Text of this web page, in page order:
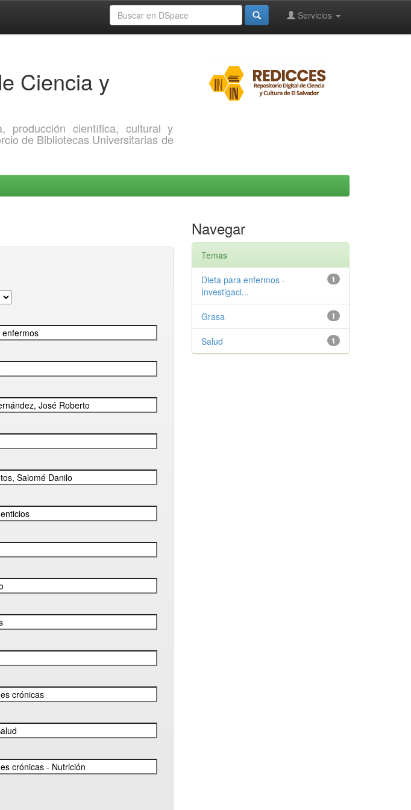
Servicios
Ciencia y
producción científica, cultural y
de Bibliotecas Universitarias de
Navegar
Temas
1
Dieta para enfermos -
Investigaci...
1
Grasa
1
Salud